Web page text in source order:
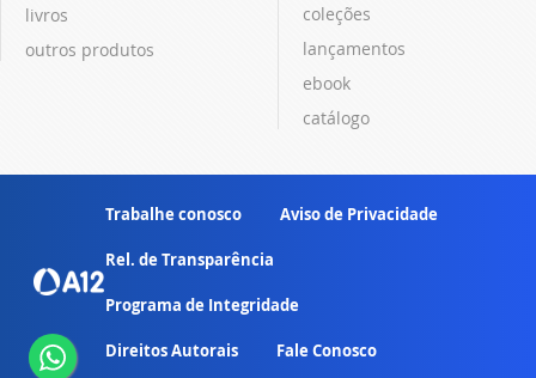
livros
outros produtos
coleções
lançamentos
ebook
catálogo
Trabalhe conosco Aviso de Privacidade
Rel. de Transparência
Programa de Integridade
Direitos Autorais Fale Conosco